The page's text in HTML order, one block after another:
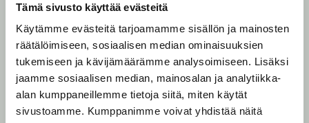
Tämä sivusto käyttää evästeitä
Käytämme evästeitä tarjoamamme sisällön ja mainosten
räätälöimiseen, sosiaalisen median ominaisuuksien
tukemiseen ja kävijämäärämme analysoimiseen. Lisäksi
jaamme sosiaalisen median, mainosalan ja analytiikka-
alan kumppaneillemme tietoja siitä, miten käytät
sivustoamme. Kumppanimme voivat yhdistää näitä
e
e
n
Lue lisää tekijästä
A
l
i
c
e
O
s